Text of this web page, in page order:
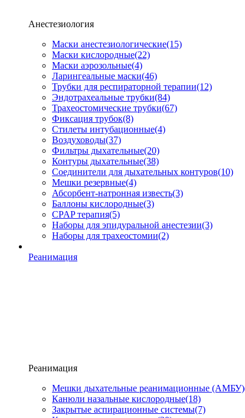
Анестезиология
Маски анестезиологические(15)
Маски кислородные(22)
Маски аэрозольные(4)
Ларингеальные маски(46)
Трубки для респираторной терапии(12)
Эндотрахеальные трубки(84)
Трахеостомические трубки(67)
Фиксация трубок(8)
Стилеты интубационные(4)
Воздуховоды(37)
Фильтры дыхательные(20)
Контуры дыхательные(38)
Соединители для дыхательных контуров(10)
Мешки резервные(4)
Абсорбент-натронная известь(3)
Баллоны кислородные(3)
CPAP терапия(5)
Наборы для эпидуральной анестезии(3)
Наборы для трахеостомии(2)
Реанимация
Реанимация
Мешки дыхательные реанимационные (АМБУ)
Канюли назальные кислородные(18)
Закрытые аспирационные системы(7)